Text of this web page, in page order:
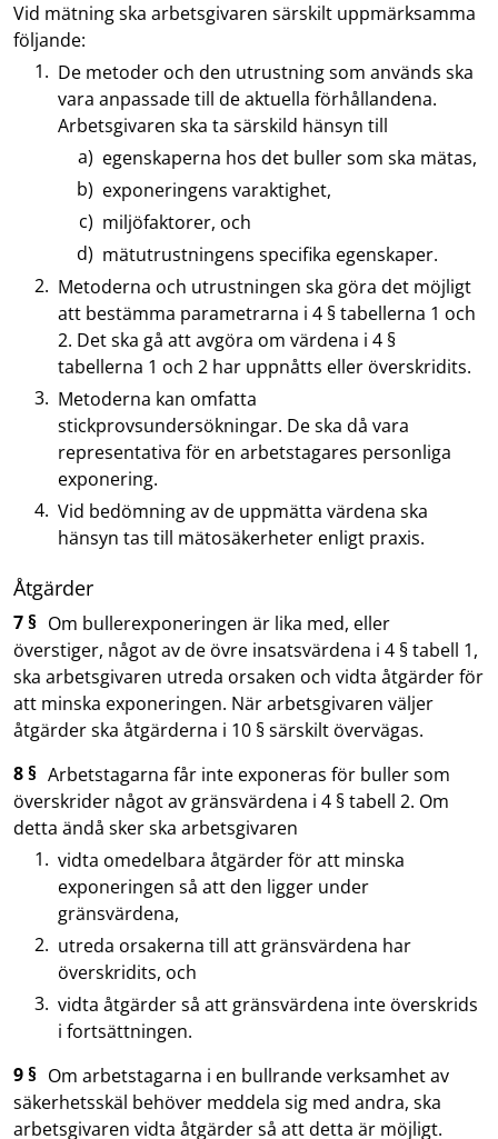
Vid mätning ska arbetsgivaren särskilt uppmärksamma
följande:
De metoder och den utrustning som används ska
vara anpassade till de aktuella förhållandena.
Arbetsgivaren ska ta särskild hänsyn till
egenskaperna hos det buller som ska mätas,
exponeringens varaktighet,
miljöfaktorer, och
mätutrustningens specifika egenskaper.
Metoderna och utrustningen ska göra det möjligt
att bestämma parametrarna i 4 § tabellerna 1 och
2. Det ska gå att avgöra om värdena i 4 §
tabellerna 1 och 2 har uppnåtts eller överskridits.
Metoderna kan omfatta
stickprovsundersökningar. De ska då vara
representativa för en arbetstagares personliga
exponering.
Vid bedömning av de uppmätta värdena ska
hänsyn tas till mätosäkerheter enligt praxis.
Åtgärder
7 § Om bullerexponeringen är lika med, eller
överstiger, något av de övre insatsvärdena i 4 § tabell 1,
ska arbetsgivaren utreda orsaken och vidta åtgärder för
att minska exponeringen. När arbetsgivaren väljer
åtgärder ska åtgärderna i 10 § särskilt övervägas.
8 § Arbetstagarna får inte exponeras för buller som
överskrider något av gränsvärdena i 4 § tabell 2. Om
detta ändå sker ska arbetsgivaren
vidta omedelbara åtgärder för att minska
exponeringen så att den ligger under
gränsvärdena,
utreda orsakerna till att gränsvärdena har
överskridits, och
vidta åtgärder så att gränsvärdena inte överskrids
i fortsättningen.
9 § Om arbetstagarna i en bullrande verksamhet av
säkerhetsskäl behöver meddela sig med andra, ska
arbetsgivaren vidta åtgärder så att detta är möjligt.